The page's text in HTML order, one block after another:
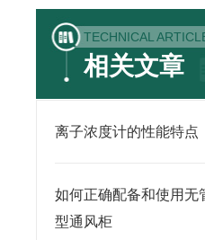
TECHNICAL
相关文章
离子浓度计的性能特点
如何正确配备和使用无
型通风柜